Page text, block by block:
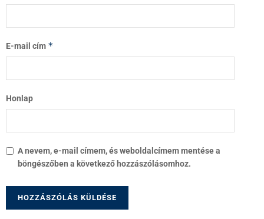
E-mail cím *
Honlap
A nevem, e-mail címem, és weboldalcímem mentése a
böngészőben a következő hozzászólásomhoz.